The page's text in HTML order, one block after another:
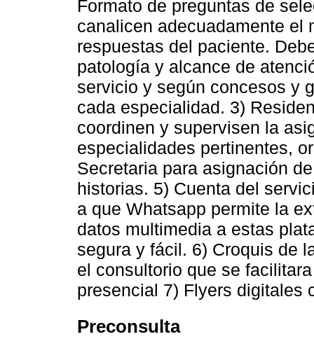
Formato de preguntas de
canalicen adecuadamente el
respuestas del paciente.
patología y alcance de
servicio y según concesos y
cada especialidad. 3)
coordinen y supervisen la
especialidades pertinentes,
Secretaria para asignación
historias. 5) Cuenta del
a que Whatsapp permite la
datos multimedia a estas
segura y fácil. 6) Croquis de
el consultorio que se
presencial 7) Flyers digitales
Preconsulta